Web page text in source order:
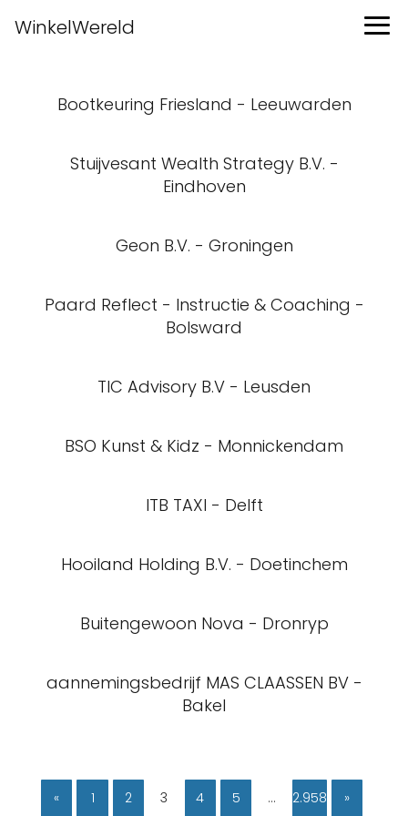
WinkelWereld
Bootkeuring Friesland - Leeuwarden
Stuijvesant Wealth Strategy B.V. -
Eindhoven
Geon B.V. - Groningen
Paard Reflect - Instructie & Coaching -
Bolsward
TIC Advisory B.V - Leusden
BSO Kunst & Kidz - Monnickendam
ITB TAXI - Delft
Hooiland Holding B.V. - Doetinchem
Buitengewoon Nova - Dronryp
aannemingsbedrijf MAS CLAASSEN BV -
Bakel
« 1 2 3 4 5 … 2.958 »